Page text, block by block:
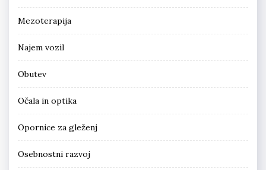
Mezoterapija
Najem vozil
Obutev
Očala in optika
Opornice za gleženj
Osebnostni razvoj